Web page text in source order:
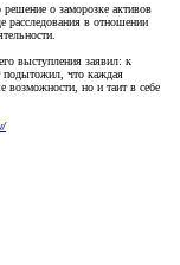
о заморозке активов
расследования в отношении
выступления заявил: к
подытожил, что каждая
возможности, но и таит в себе